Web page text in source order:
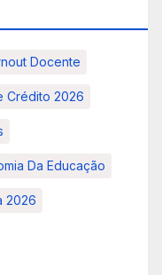
Docente
Crédito 2026
Da Educação
2026